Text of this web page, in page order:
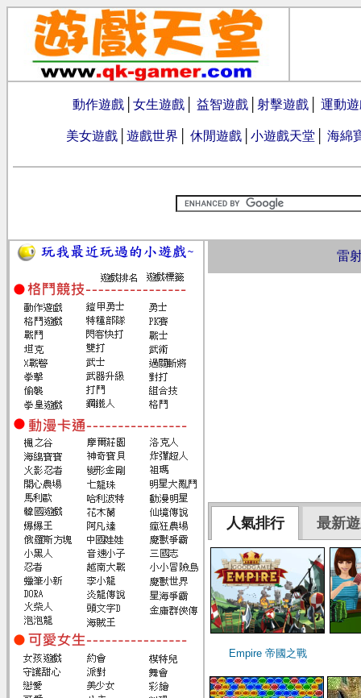
動作遊戲 女生遊戲 益智遊戲 射擊遊戲 運動
美女遊戲 遊戲世界 休閒遊戲 小遊戲天堂 海綿
雷
人氣排行 最新
Empire 帝國之戰